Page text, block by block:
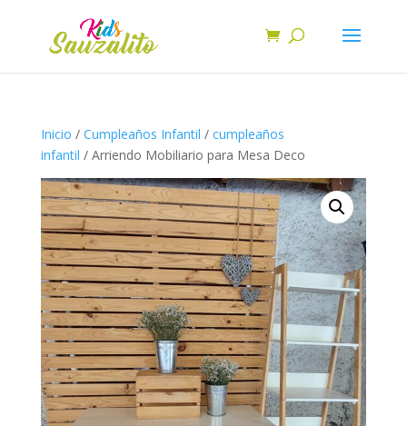
Inicio / Cumpleaños Infantil / cumpleaños
infantil / Arriendo Mobiliario para Mesa Deco